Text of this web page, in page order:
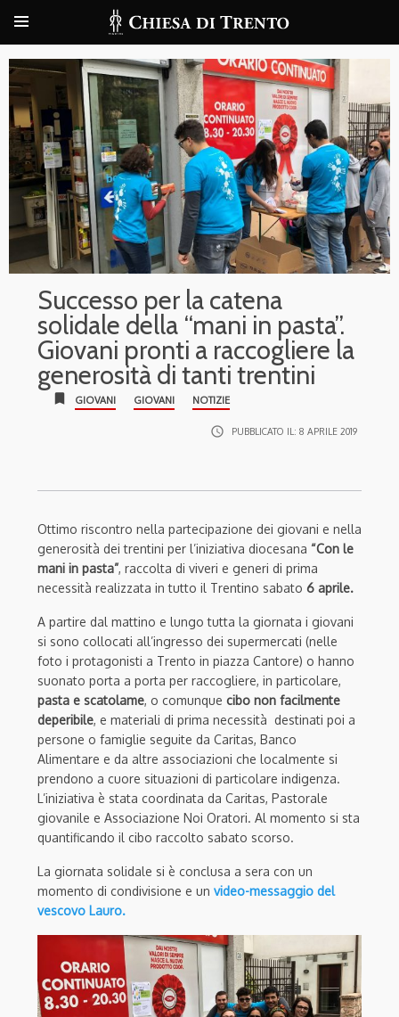
Successo per la catena
solidale della “mani in pasta”.
Giovani pronti a raccogliere la
generosità di tanti trentini
bookmark GIOVANI GIOVANI NOTIZIE
access_time PUBBLICATO IL: 8 APRILE 2019
Ottimo riscontro nella partecipazione dei giovani e nella
generosità dei trentini per l’iniziativa diocesana “Con le
mani in pasta”, raccolta di viveri e generi di prima
necessità realizzata in tutto il Trentino sabato 6 aprile.
A partire dal mattino e lungo tutta la giornata i giovani
si sono collocati all’ingresso dei supermercati (nelle
foto i protagonisti a Trento in piazza Cantore) o hanno
suonato porta a porta per raccogliere, in particolare,
pasta e scatolame, o comunque cibo non facilmente
deperibile, e materiali di prima necessità destinati poi a
persone o famiglie seguite da Caritas, Banco
Alimentare e da altre associazioni che localmente si
prendono a cuore situazioni di particolare indigenza.
L’iniziativa è stata coordinata da Caritas, Pastorale
giovanile e Associazione Noi Oratori. Al momento si sta
quantificando il cibo raccolto sabato scorso.
La giornata solidale si è conclusa a sera con un
momento di condivisione e un video-messaggio del
vescovo Lauro.